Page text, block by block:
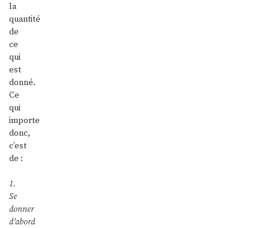
la
quantité
de
ce
qui
est
donné.
Ce
qui
importe
donc,
c’est
de :
1.
Se
donner
d’abord